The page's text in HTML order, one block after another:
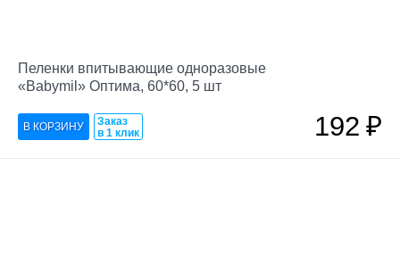
Пеленки впитывающие одноразовые
«Babymil» Оптима, 60*60, 5 шт
Заказ
в 1 клик
192₽